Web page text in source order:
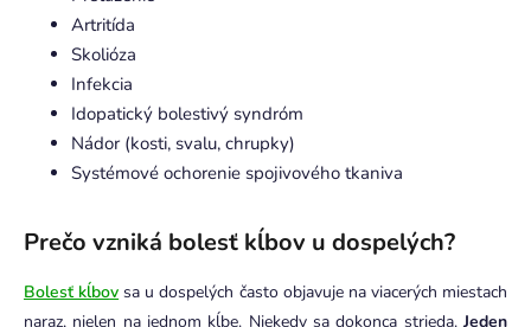
Artritída
Skolióza
Infekcia
Idopatický bolestivý syndróm
Nádor (kosti, svalu, chrupky)
Systémové ochorenie spojivového tkaniva
Prečo vzniká bolesť kĺbov u dospelých?
Bolesť kĺbov sa u dospelých často objavuje na viacerých miestach
naraz, nielen na jednom kĺbe. Niekedy sa dokonca strieda.Jeden